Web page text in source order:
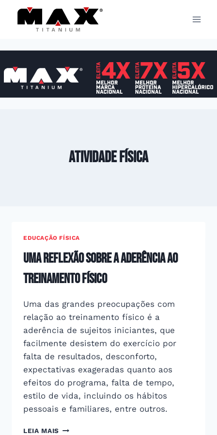
atividade física
EDUCAÇÃO FÍSICA
Uma reflexão sobre a aderência ao
treinamento físico
Uma das grandes preocupações com
relação ao treinamento físico é a
aderência de sujeitos iniciantes, que
facilmente desistem do exercício por
falta de resultados, desconforto,
expectativas exageradas quanto aos
efeitos do programa, falta de tempo,
estilo de vida, incluindo os hábitos
pessoais e familiares, entre outros.
LEIA MAIS UMA